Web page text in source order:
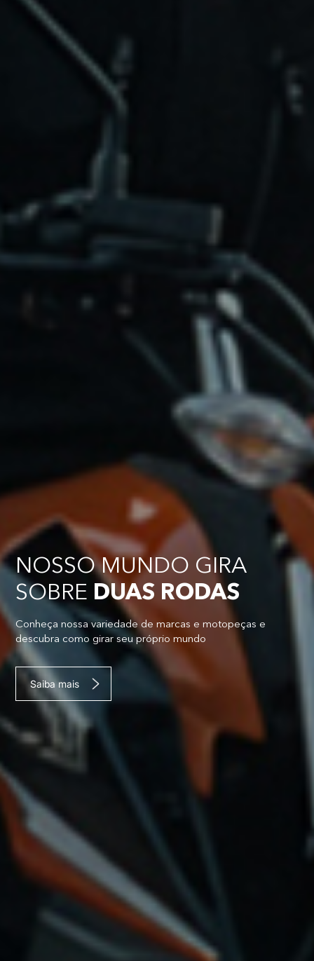
NOSSO MUNDO GIRA
SOBRE DUAS RODAS
Conheça nossa variedade de marcas e motopeças e
descubra como girar seu próprio mundo
Saiba mais